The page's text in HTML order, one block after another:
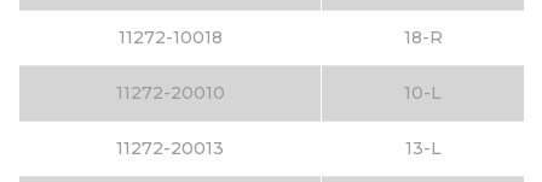
11272-10018 18-R
11272-20010 10-L
11272-20013 13-L